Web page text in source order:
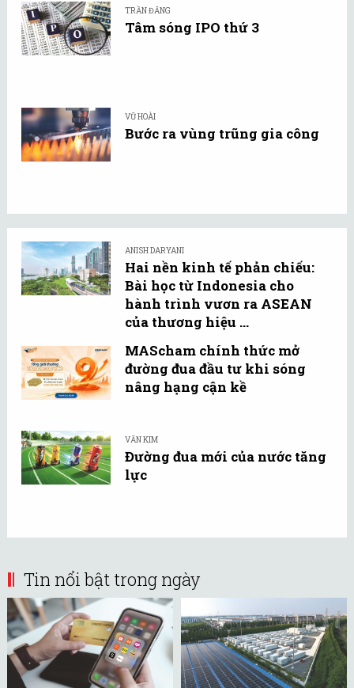
TRẦN ĐĂNG
Tâm sóng IPO thứ 3
VŨ HOÀI
Bước ra vùng trũng gia công
ANISH DARYANI
Hai nền kinh tế phản chiếu:
Bài học từ Indonesia cho
hành trình vươn ra ASEAN
của thương hiệu ...
MAScham chính thức mở
đường đua đầu tư khi sóng
nâng hạng cận kề
VĂN KIM
Đường đua mới của nước tăng
lực
Tin nổi bật trong ngày